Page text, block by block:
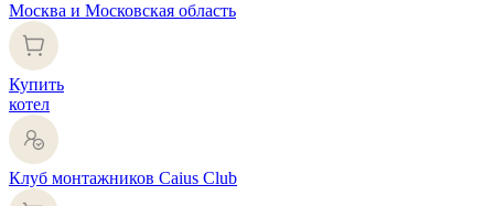
Москва и Московская область
Купить
котел
Клуб монтажников Caius Club